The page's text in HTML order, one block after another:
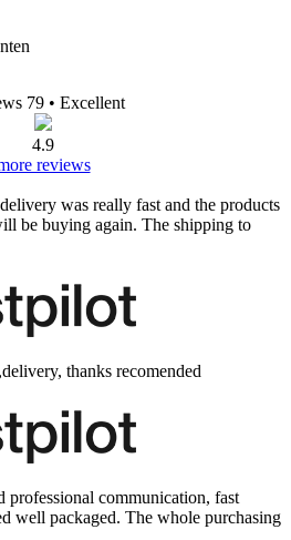
79 • Excellent
4.9
reviews
was really fast and the products
be buying again. The shipping to
thanks recomended
professional communication, fast
well packaged. The whole purchasing